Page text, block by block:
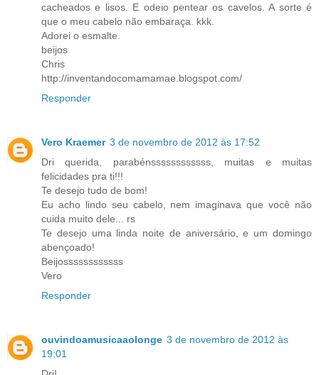
cacheados e lisos. E odeio pentear os cavelos. A sorte é
que o meu cabelo não embaraça. kkk.
Adorei o esmalte.
beijos
Chris
http://inventandocomamamae.blogspot.com/
Responder
Vero Kraemer 3 de novembro de 2012 às 17:52
Dri querida, parabénssssssssssss, muitas e muitas
felicidades pra ti!!!
Te desejo tudo de bom!
Eu acho lindo seu cabelo, nem imaginava que você não
cuida muito dele... rs
Te desejo uma linda noite de aniversário, e um domingo
abençoado!
Beijossssssssssss
Vero
Responder
ouvindoamusicaaolonge 3 de novembro de 2012 às
19:01